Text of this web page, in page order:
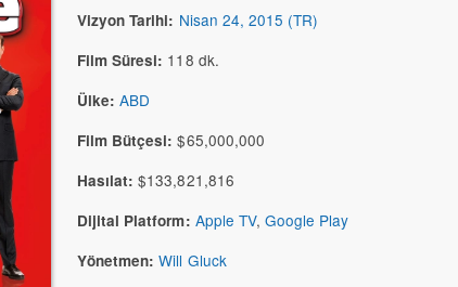
Vizyon Tarihi: Nisan 24, 2015 (TR)
Film Süresi: 118 dk.
Ülke: ABD
Film Bütçesi: $65,000,000
Hasılat: $133,821,816
Dijital Platform: Apple TV, Google Play
Yönetmen: Will Gluck